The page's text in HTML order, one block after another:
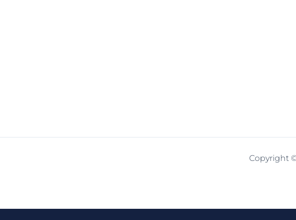
Copyright